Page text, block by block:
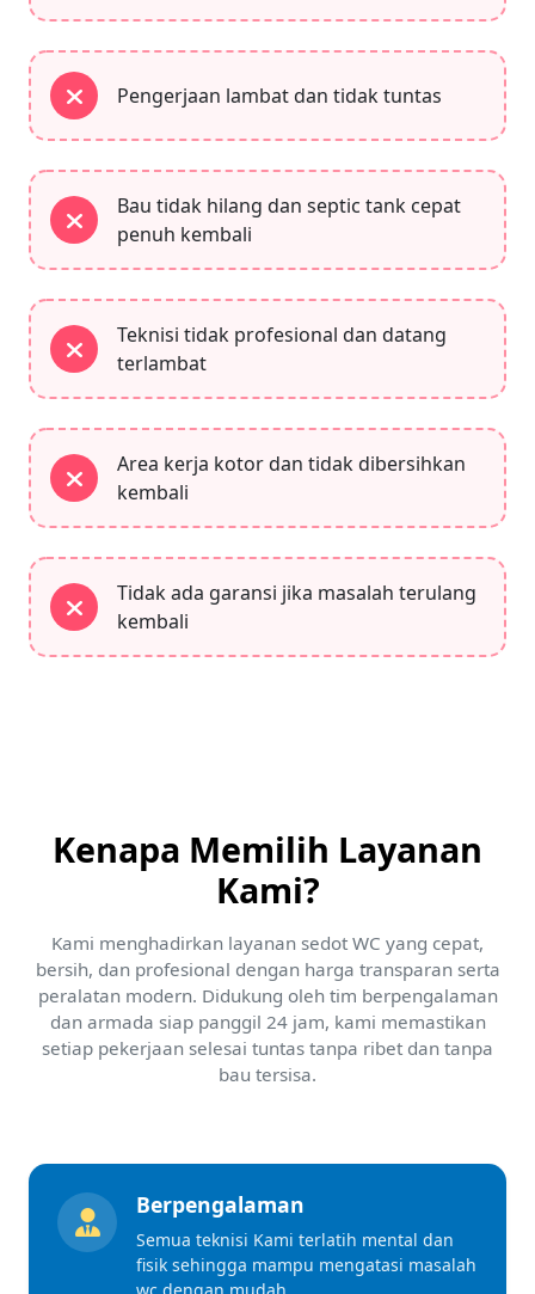
Pengerjaan lambat dan tidak tuntas
Bau tidak hilang dan septic tank cepat
penuh kembali
Teknisi tidak profesional dan datang
terlambat
Area kerja kotor dan tidak dibersihkan
kembali
Tidak ada garansi jika masalah terulang
kembali
Kenapa Memilih Layanan
Kami?
Kami menghadirkan layanan sedot WC yang cepat,
bersih, dan profesional dengan harga transparan serta
peralatan modern. Didukung oleh tim berpengalaman
dan armada siap panggil 24 jam, kami memastikan
setiap pekerjaan selesai tuntas tanpa ribet dan tanpa
bau tersisa.
Berpengalaman
Semua teknisi Kami terlatih mental dan
fisik sehingga mampu mengatasi masalah